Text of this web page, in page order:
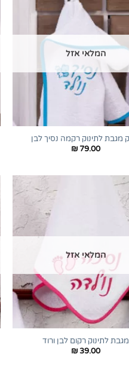
המלאי אזל
מגבת לתינוק רקמה נסיך לבן
₪79.00
המלאי אזל
מגבת לתינוק רקום לבן ורוד
₪39.00